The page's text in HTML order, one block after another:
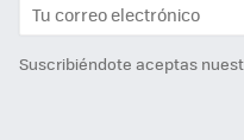
Suscribiéndote aceptas